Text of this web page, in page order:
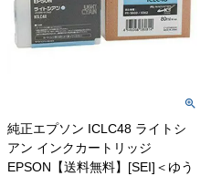
純正エプソン ICLC48 ライトシ
アン インクカートリッジ
EPSON【送料無料】[SEI]＜ゆう